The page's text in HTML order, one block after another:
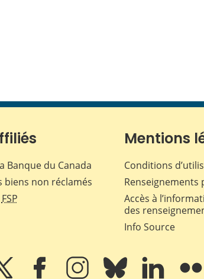
Banque du Canada
biens non réclamés
FSP
Mentions
Conditions
Renseignements
Accès à
des
Info Source